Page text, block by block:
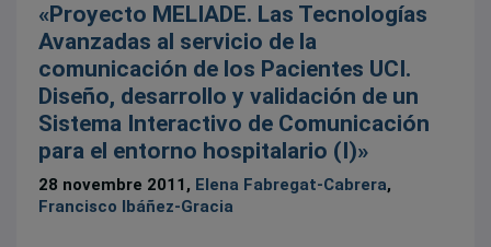
«Proyecto MELIADE. Las Tecnologías
Avanzadas al servicio de la
comunicación de los Pacientes UCI.
Diseño, desarrollo y validación de un
Sistema Interactivo de Comunicación
para el entorno hospitalario (I)»
28 novembre 2011, Elena Fabregat-Cabrera,
Francisco Ibáñez-Gracia